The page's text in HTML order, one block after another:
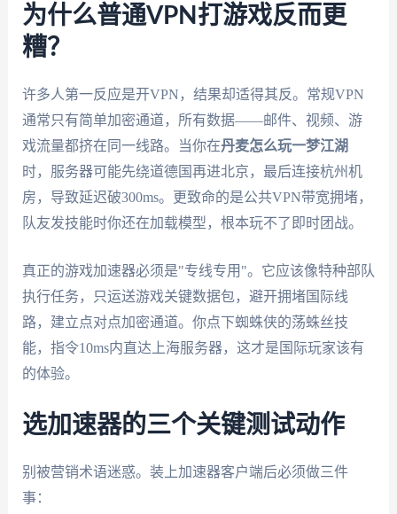
为什么普通VPN打游戏反而更
糟？
许多人第一反应是开VPN，结果却适得其反。常规VPN
通常只有简单加密通道，所有数据——邮件、视频、游
戏流量都挤在同一线路。当你在丹麦怎么玩一梦江湖
时，服务器可能先绕道德国再进北京，最后连接杭州机
房，导致延迟破300ms。更致命的是公共VPN带宽拥堵，
队友发技能时你还在加载模型，根本玩不了即时团战。
真正的游戏加速器必须是"专线专用"。它应该像特种部队
执行任务，只运送游戏关键数据包，避开拥堵国际线
路，建立点对点加密通道。你点下蜘蛛侠的荡蛛丝技
能，指令10ms内直达上海服务器，这才是国际玩家该有
的体验。
选加速器的三个关键测试动作
别被营销术语迷惑。装上加速器客户端后必须做三件
事：